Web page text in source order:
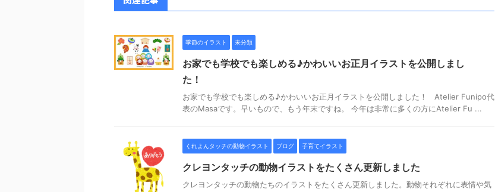
季節のイラスト 未分類
お家でも学校でも楽しめる♪かわいいお正月イラストを公開しまし
た！
お家でも学校でも楽しめる♪かわいいお正月イラストを公開しました！ Atelier Funipo代
表のMasaです。早いもので、もう年末ですね。 今年は非常に多くの方にAtelier Fu ...
くれよんタッチの動物イラスト ブログ 子育てイラスト
クレヨンタッチの動物イラストをたくさん更新しました
クレヨンタッチの動物たちのイラストをたくさん更新しました。動物それぞれに表情や気